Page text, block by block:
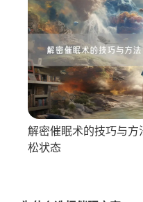
解密催眠术的技巧与
松状态